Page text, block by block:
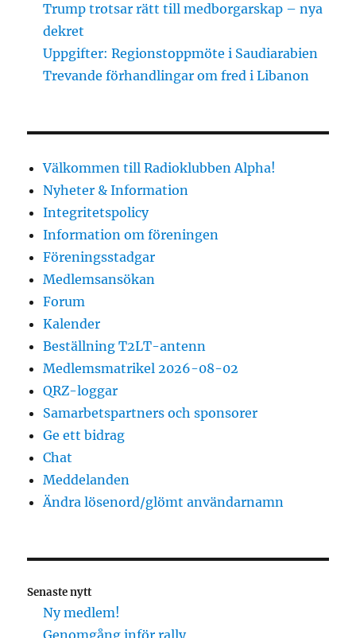
Trump trotsar rätt till medborgarskap – nya
dekret
Uppgifter: Regionstoppmöte i Saudiarabien
Trevande förhandlingar om fred i Libanon
Välkommen till Radioklubben Alpha!
Nyheter & Information
Integritetspolicy
Information om föreningen
Föreningsstadgar
Medlemsansökan
Forum
Kalender
Beställning T2LT-antenn
Medlemsmatrikel 2026-08-02
QRZ-loggar
Samarbetspartners och sponsorer
Ge ett bidrag
Chat
Meddelanden
Ändra lösenord/glömt användarnamn
Senaste nytt
Ny medlem!